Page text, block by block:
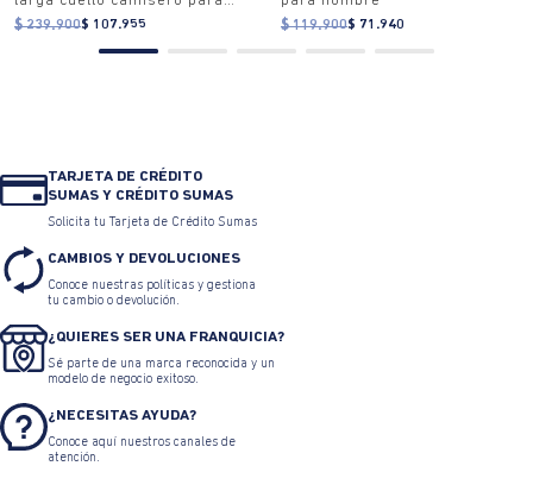
hombre
$ 239.900$ 107.955
$ 119.900$ 71.940
TARJETA DE CRÉDITO
SUMAS Y CRÉDITO SUMAS
Solicita tu Tarjeta de Crédito Sumas
CAMBIOS Y DEVOLUCIONES
Conoce nuestras políticas y gestiona
tu cambio o devolución.
¿QUIERES SER UNA FRANQUICIA?
Sé parte de una marca reconocida y un
modelo de negocio exitoso.
¿NECESITAS AYUDA?
Conoce aquí nuestros canales de
atención.